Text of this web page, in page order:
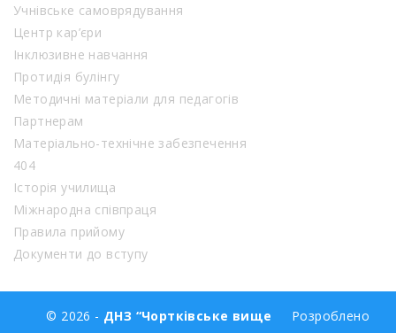
Учнівське самоврядування
Центр кар’єри
Інклюзивне навчання
Протидія булінгу
Методичні матеріали для педагогів
Партнерам
Матеріально-технічне забезпечення
404
Історія училища
Міжнародна співпраця
Правила прийому
Документи до вступу
© 2026 - ДНЗ “Чортківське вище
Розроблено